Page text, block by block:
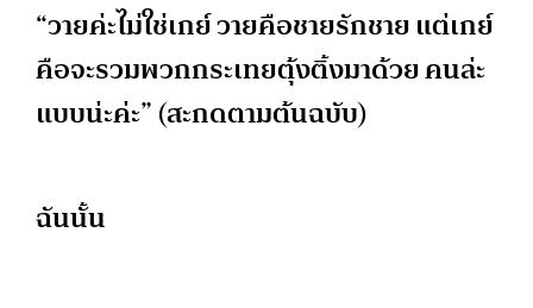
“วายค่ะไม่ใช่เกย์ วายคือชายรักชาย แต่เกย์
คือจะรวมพวกกระเทยตุ้งติ้งมาด้วย คนล่ะ
แบบน่ะค่ะ” (สะกดตามต้นฉบับ)
ฉันนั้น